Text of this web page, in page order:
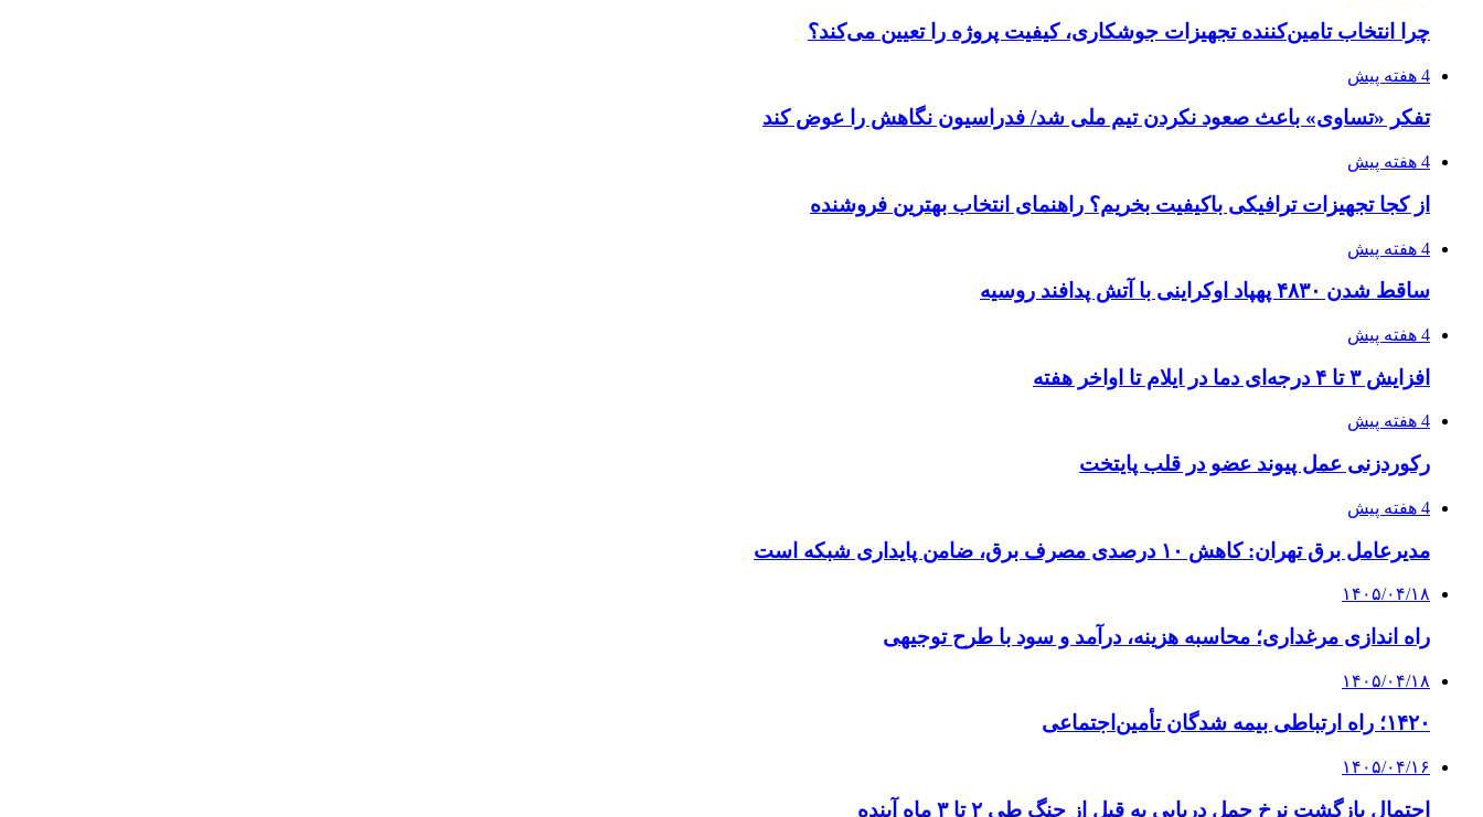
چرا انتخاب تامین‌کننده تجهیزات جوشکاری، کیفیت پروژه را تعیین می‌کند؟
4 هفته پیش
تفکر «تساوی» باعث صعود نکردن تیم ملی شد/ فدراسیون نگاهش را عوض کند
4 هفته پیش
از کجا تجهیزات ترافیکی باکیفیت بخریم؟ راهنمای انتخاب بهترین فروشنده
4 هفته پیش
ساقط شدن ۴۸۳۰ پهپاد اوکراینی با آتش پدافند روسیه
4 هفته پیش
افزایش ۳ تا ۴ درجه‌ای دما در ایلام تا اواخر هفته
4 هفته پیش
رکوردزنی عمل پیوند عضو در قلب پایتخت
4 هفته پیش
مدیرعامل برق تهران: کاهش ۱۰ درصدی مصرف برق، ضامن پایداری شبکه است
۱۴۰۵/۰۴/۱۸
راه اندازی مرغداری؛ محاسبه هزینه، درآمد و سود با طرح توجیهی
۱۴۰۵/۰۴/۱۸
۱۴۲۰؛ راه ارتباطی بیمه شدگان تأمین‌اجتماعی
۱۴۰۵/۰۴/۱۶
احتمال بازگشت نرخ حمل دریایی به قبل از جنگ طی ۲ تا ۳ ماه آینده